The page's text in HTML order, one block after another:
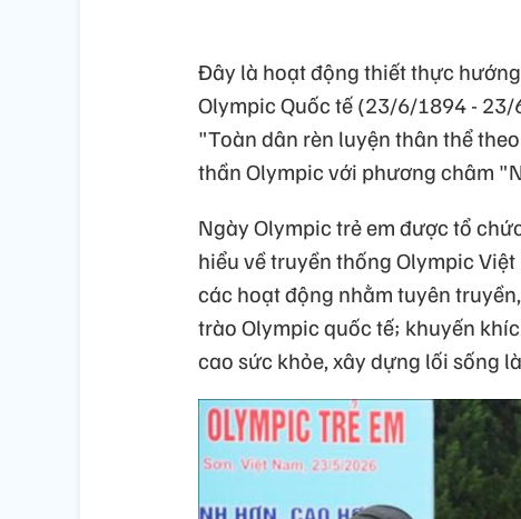
Đây là hoạt động thiết thực
Olympic Quốc tế (23/6/1894 -
"Toàn dân rèn luyện thân thể
thần Olympic với phương châm
Ngày Olympic trẻ em được tổ
hiểu về truyền thống Olympic
các hoạt động nhằm tuyên
trào Olympic quốc tế; khuyến
cao sức khỏe, xây dựng lối sống